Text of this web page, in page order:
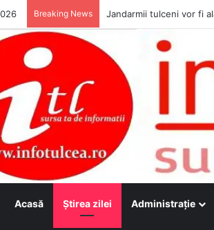
Breaking News Jandarmii tulceni vor fi
Acasă Ştirea zilei Administraţie